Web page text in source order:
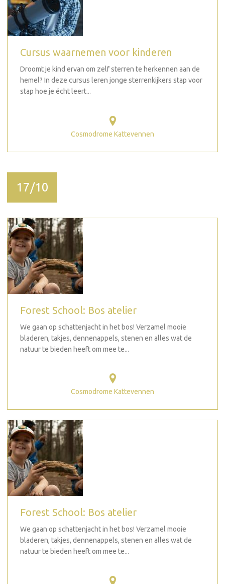
Cursus waarnemen voor kinderen
Droomt je kind ervan om zelf sterren te herkennen aan de
hemel? In deze cursus leren jonge sterrenkijkers stap voor
stap hoe je écht leert...
Cosmodrome Kattevennen
17/10
Forest School: Bos atelier
We gaan op schattenjacht in het bos! Verzamel mooie
bladeren, takjes, dennenappels, stenen en alles wat de
natuur te bieden heeft om mee te...
Cosmodrome Kattevennen
Forest School: Bos atelier
We gaan op schattenjacht in het bos! Verzamel mooie
bladeren, takjes, dennenappels, stenen en alles wat de
natuur te bieden heeft om mee te...